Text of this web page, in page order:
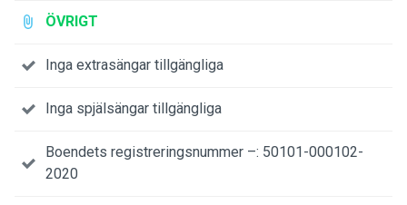
ÖVRIGT
Inga extrasängar tillgängliga
Inga spjälsängar tillgängliga
Boendets registreringsnummer –: 50101-000102-
2020